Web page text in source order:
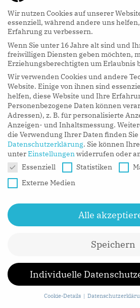
Autorin
Maren Lüddemann
Maren Lüddemann ist Senior
berät unsere Kunden bei der
Umsetzung neuer
Zeit bei hy sammelte Maren
Erfahrung. Sie arbeitete als
Managerin für ein junges
baute während dieser Zeit eine
Zusammenarbeit mit dem
Während des Studiums hat sie
Strategic Planning gearbeitet.
Berlin hat ihren Master in
an der Università Bocconi in
Darüber hinaus sammelte sie
Wir nutzen Cookies auf unserer
essenziell, während andere uns
Erfahrung zu verbessern.
Wenn Sie unter 16 Jahre alt sind und
freiwilligen Diensten geben möchten,
Erziehungsberechtigten um Erlaubnis
Wir verwenden Cookies und andere
Website. Einige von ihnen sind
helfen, diese Website und Ihre
Personenbezogene Daten können
Adressen), z. B. für personalisierte
Anzeigen- und Inhaltsmessung.
die Verwendung Ihrer Daten finden
Datenschutzerklärung. Sie können
unterEinstellungenwiderrufen oder
Datenschutzeinstellungen
Essenziell Statistiken
Externe Medien
Alle
Speichern
Individuelle
Cookie-Details